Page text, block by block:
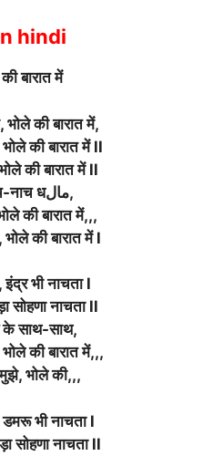
hindi
बारात में
की बारात में,
की बारात में ll
की बारात में ll
नी मुझे ll, नाच-नाच धمال,
की बारात में,,,
की बारात में l
इंद्र भी नाचता l
सोहणा नाचता ll
के साथ-साथ,
की बारात में,,,
भोले की,,,
डमरू भी नाचता l
सोहणा नाचता ll